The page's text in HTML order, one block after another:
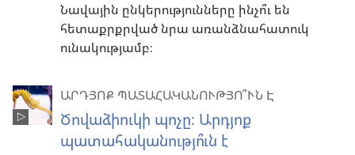
Նավային ընկերությունները ինչո՞ւ են
հետաքրքրված նրա առանձնահատուկ
ունակությամբ։
ԱՐԴՅՈՔ ՊԱՏԱՀԱԿԱՆՈՒԹՅՈ՞ՒՆ Է
Ծովաձիուկի պոչը։ Արդյոք
պատահականությո՞ւն է